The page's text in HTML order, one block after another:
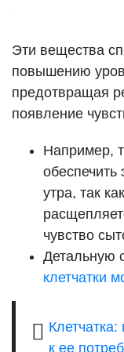
Эти вещества
повышению
предотвращая
появление
Например,
утра, так
чувство
Детальную
клетчатки
к ее